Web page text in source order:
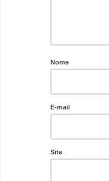
Nome
E-mail
Site